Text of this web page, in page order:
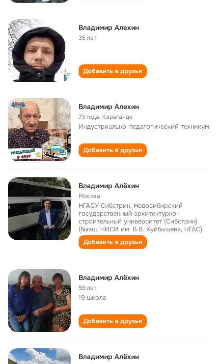
Владимир Алехин
35 лет
Добавить в друзья
Владимир Алехин
73 года, Караганда
Индустриально-педагогический техникум
Добавить в друзья
Владимир Алёхин
Москва
НГАСУ Сибстрин, Новосибирский
государственный архитектурно-
строительный университет (Сибстрин)
(бывш. НИСИ им. В.В. Куйбышева, НГАС)
Добавить в друзья
Владимир Алёхин
59 лет
19 школа
Добавить в друзья
Владимир Алёхин